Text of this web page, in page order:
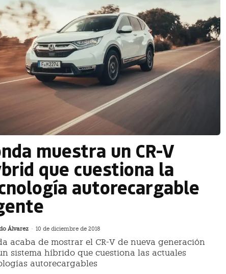
muestra un CR-V
que cuestiona la
autorecargable
Álvarez - 10 de diciembre de 2018
acaba de mostrar el CR-V de nueva generación
sistema híbrido que cuestiona las actuales
autorecargables